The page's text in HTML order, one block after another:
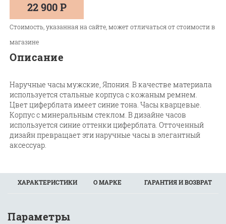
22 900 Р
Стоимость, указанная на сайте, может отличаться от стоимости в
магазине
Описание
Наручные часы мужские, Япония. В качестве материала
используется стальные корпуса с кожаным ремнем.
Цвет циферблата имеет синие тона. Часы кварцевые.
Корпус c минеральным стеклом. В дизайне часов
используется синие оттенки циферблата. Отточенный
дизайн превращает эти наручные часы в элегантный
аксессуар.
ХАРАКТЕРИСТИКИ О МАРКЕ ГАРАНТИЯ И ВОЗВРАТ
Параметры